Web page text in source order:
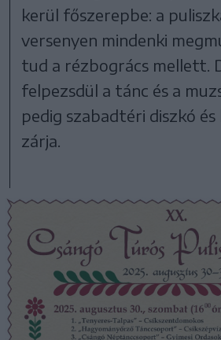
kerül főszerepbe: a
versenyen mindenki
tud a rézbogrács mellett.
felpezsdül a tánc és a
pedig szabadtéri diszkó
zárja.